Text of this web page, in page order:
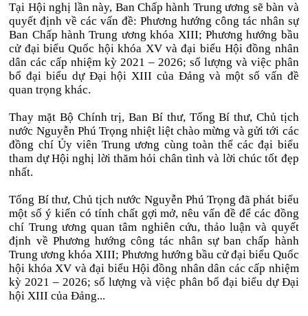
Tại Hội nghị lần này, Ban Chấp hành Trung ương sẽ bàn và
quyết định về các vấn đề: Phương hướng công tác nhân sự
Ban Chấp hành Trung ương khóa XIII; Phương hướng bầu
cử đại biểu Quốc hội khóa XV và đại biểu Hội đồng nhân
dân các cấp nhiệm kỳ 2021 – 2026; số lượng và việc phân
bổ đại biểu dự Đại hội XIII của Đảng và một số vấn đề
quan trọng khác.
Thay mặt Bộ Chính trị, Ban Bí thư, Tổng Bí thư, Chủ tịch
nước Nguyễn Phú Trọng nhiệt liệt chào mừng và gửi tới các
đồng chí Ủy viên Trung ương cùng toàn thể các đại biểu
tham dự Hội nghị lời thăm hỏi chân tình và lời chúc tốt đẹp
nhất.
Tổng Bí thư, Chủ tịch nước Nguyễn Phú Trọng đã phát biểu
một số ý kiến có tính chất gợi mở, nêu vấn đề để các đồng
chí Trung ương quan tâm nghiên cứu, thảo luận và quyết
định về Phương hướng công tác nhân sự ban chấp hành
Trung ương khóa XIII; Phương hướng bầu cử đại biểu Quốc
hội khóa XV và đại biểu Hội đồng nhân dân các cấp nhiệm
kỳ 2021 – 2026; số lượng và việc phân bổ đại biểu dự Đại
hội XIII của Đảng...